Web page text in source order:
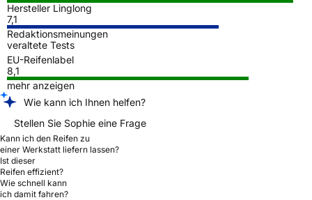
Hersteller Linglong
7,1
Redaktionsmeinungen
veraltete Tests
EU-Reifenlabel
8,1
mehr anzeigen
Wie kann ich Ihnen helfen?
Stellen Sie Sophie eine Frage
Kann ich den Reifen zu
einer Werkstatt liefern lassen?
Ist dieser
Reifen effizient?
Wie schnell kann
ich damit fahren?